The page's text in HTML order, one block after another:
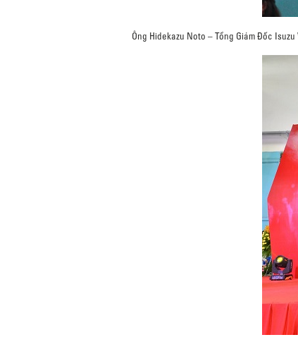
Ông Hidekazu Noto – Tổng Giám Đốc